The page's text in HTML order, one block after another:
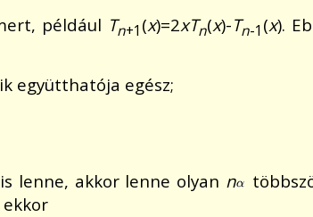
például Tn+1 (x)=2xTn(x)-Tn-1 (x).
együtthatója egész;
lenne, akkor lenne olyan n
ekkor